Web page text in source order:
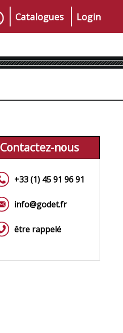
Catalogues Login
Contactez-nous
+33 (1) 45 91 96 91
info@godet.fr
être rappelé